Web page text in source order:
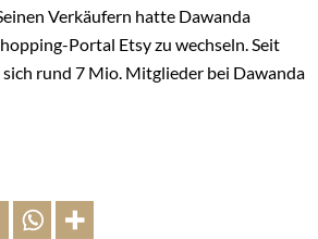
Verkäufern hatte Dawanda
Portal Etsy zu wechseln. Seit
rund 7 Mio. Mitglieder bei Dawanda